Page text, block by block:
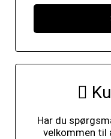
Har du
velkommen til